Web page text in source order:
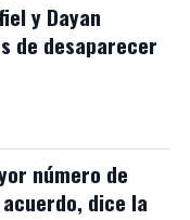
y Dayan
de desaparecer
número de
dice la